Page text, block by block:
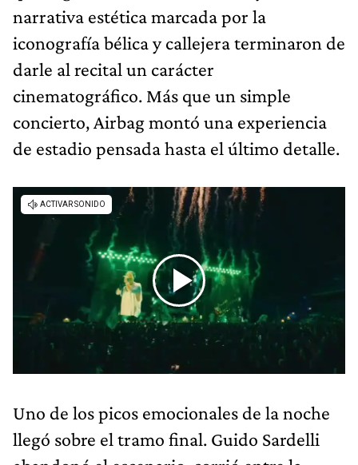
narrativa estética marcada por la
iconografía bélica y callejera terminaron de
darle al recital un carácter
cinematográfico. Más que un simple
concierto, Airbag montó una experiencia
de estadio pensada hasta el último detalle.
Uno de los picos emocionales de la noche
llegó sobre el tramo final. Guido Sardelli